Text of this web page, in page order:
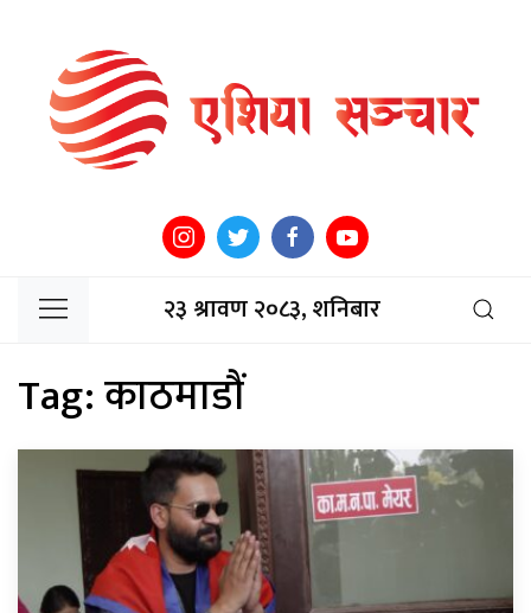
२३ श्रावण २०८३, शनिबार
Tag:काठमाडौं